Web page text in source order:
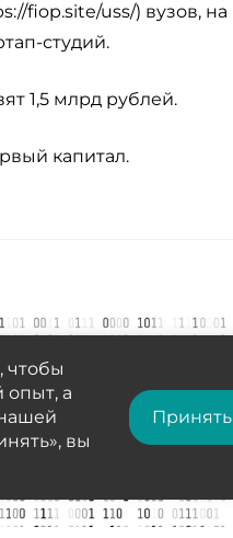
fiop.site/uss/) вузов, на
студий.
1,5 млрд рублей.
капитал.
чтобы
опыт, а
вы
Принять